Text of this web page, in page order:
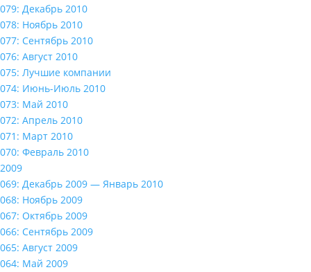
079: Декабрь 2010
078: Ноябрь 2010
077: Сентябрь 2010
076: Август 2010
075: Лучшие компании
074: Июнь-Июль 2010
073: Май 2010
072: Апрель 2010
071: Март 2010
070: Февраль 2010
2009
069: Декабрь 2009 — Январь 2010
068: Ноябрь 2009
067: Октябрь 2009
066: Сентябрь 2009
065: Август 2009
064: Май 2009